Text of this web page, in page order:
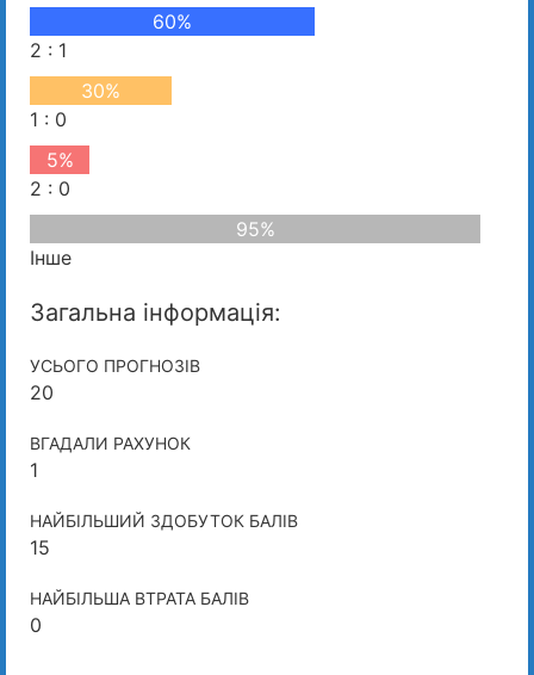
60%
2 : 1
30%
1 : 0
5%
2 : 0
95%
Інше
Загальна інформація:
УСЬОГО ПРОГНОЗІВ
20
ВГАДАЛИ РАХУНОК
1
НАЙБІЛЬШИЙ ЗДОБУТОК БАЛІВ
15
НАЙБІЛЬША ВТРАТА БАЛІВ
0